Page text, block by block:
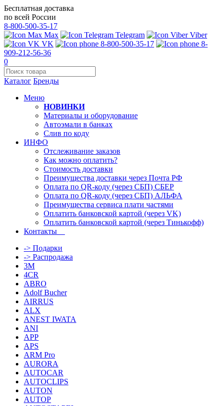
Бесплатная доставка
по всей России
8-800-500-35-17
Max
Telegram
Viber
VK
8-800-500-35-17
8-
909-212-56-36
0
Каталог Бренды
Меню
НОВИНКИ
Материалы и оборудование
Автоэмали в банках
Слив по коду
ИНФО
Отслеживание заказов
Как можно оплатить?
Стоимость доставки
Преимущества доставки через Почта РФ
Оплата по QR-коду (через СБП) СБЕР
Оплата по QR-коду (через СБП) АЛЬФА
Преимущества сервиса плати частями
Оплатить банковской картой (через VK)
Оплатить банковской картой (через Тинькофф)
Контакты
-> Подарки
-> Распродажа
3M
4CR
ABRO
Adolf Bucher
AIRRUS
ALX
ANEST IWATA
ANI
APP
APS
ARM Pro
AURORA
AUTOCAR
AUTOCLIPS
AUTON
AUTOP